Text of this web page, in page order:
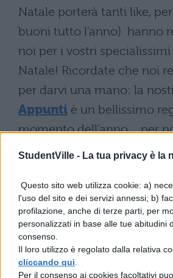
StudentVille - La tua privacy è la
Questo sito web utilizza cookie: a)
l'uso del sito e dei servizi annessi; b)
profilazione, anche di terze parti, per
personalizzati in base alle tue abitudini
consenso.
Il loro utilizzo è regolato dalla relativa
cliccando qui
Per il consenso ai cookies facoltativi
Natale porterà tanti like,
buoni tutto l'anno) hanno
noi per i vostri
Natale! Ricordate che noi
per darvi una mano: la
Appunti è un bellissimo
momento dell'anno… per
quella dedicata alla
Da tutto lo staff di